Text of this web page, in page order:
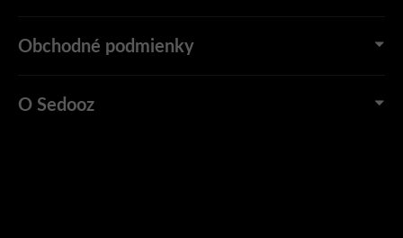
Obchodné podmienky
O Sedooz